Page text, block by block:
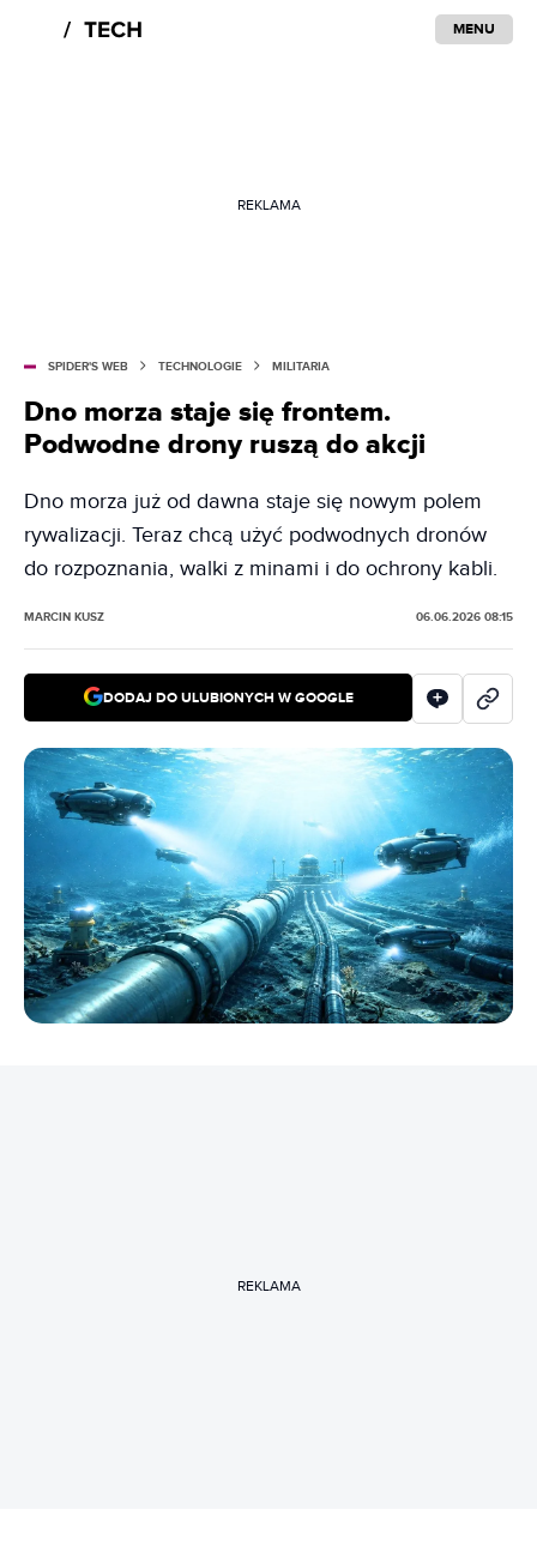
MENU
REKLAMA
SPIDER'S WEB TECHNOLOGIE MILITARIA
Dno morza staje się frontem.
Podwodne drony ruszą do akcji
Dno morza już od dawna staje się nowym polem
rywalizacji. Teraz chcą użyć podwodnych dronów
do rozpoznania, walki z minami i do ochrony kabli.
MARCIN KUSZ 06.06.2026 08:15
DODAJ DO ULUBIONYCH W GOOGLE
REKLAMA